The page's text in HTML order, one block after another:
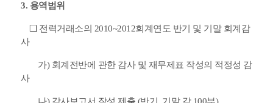
3. 용역범위
❏ 전력거래소의 2010~2012회계연도 반기 및 기말 회계감
사
가) 회계전반에 관한 감사 및 재무제표 작성의 적정성 감
사